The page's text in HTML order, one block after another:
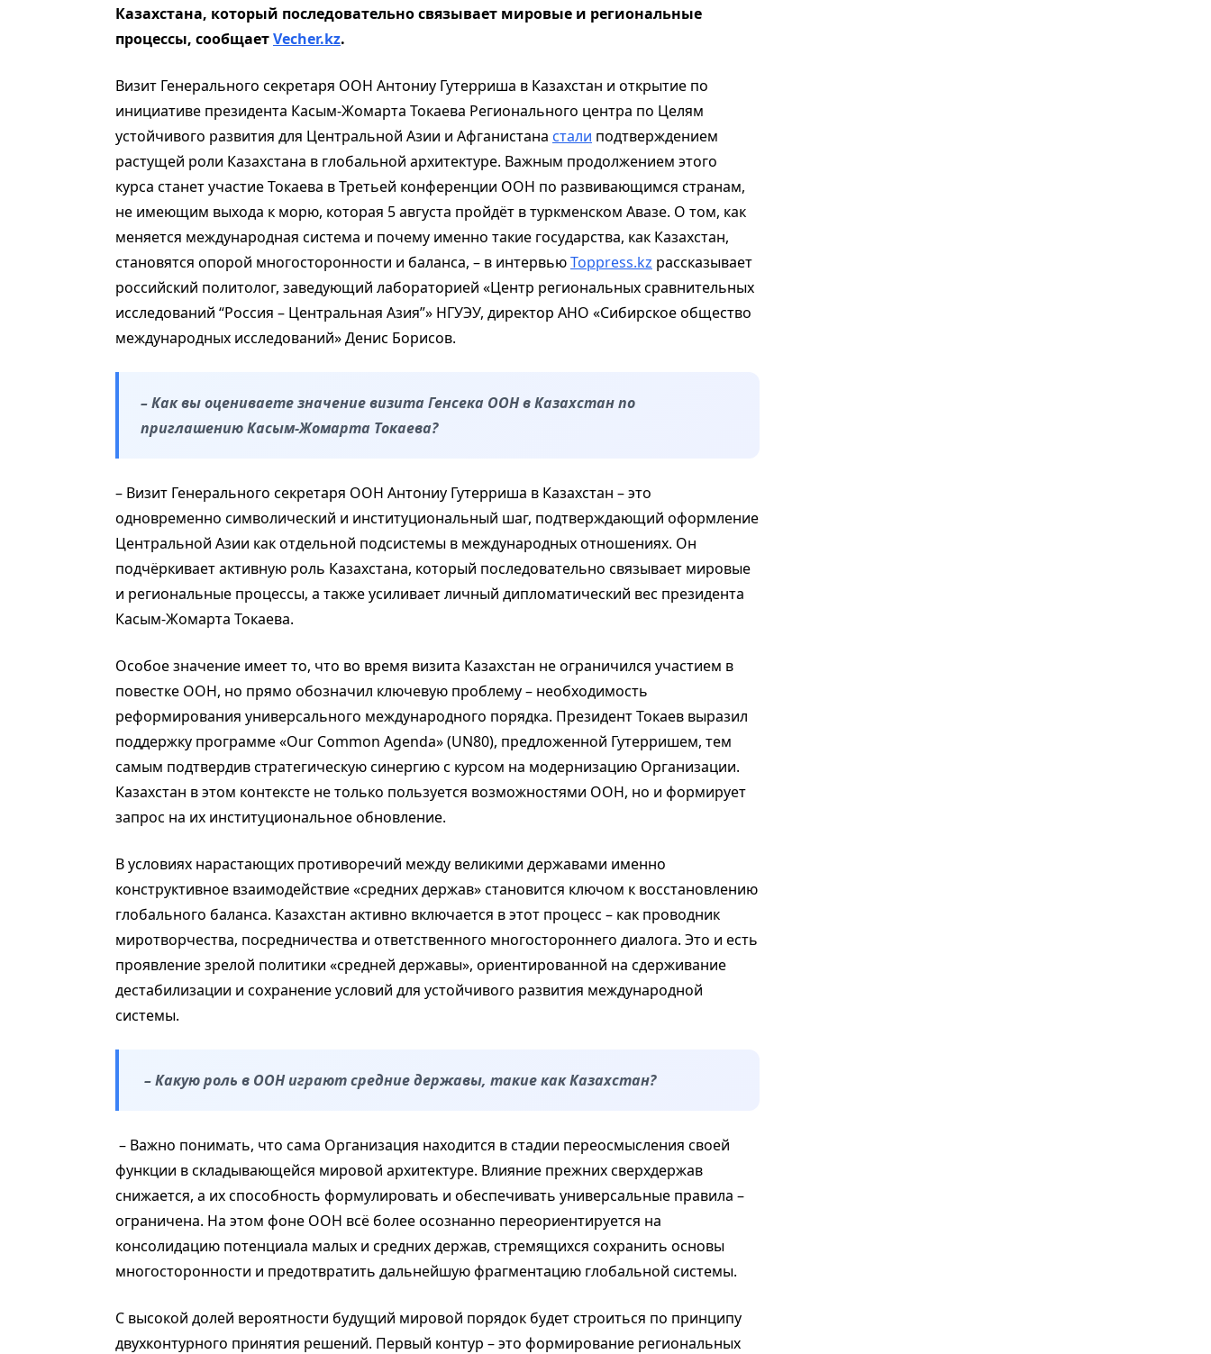
Казахстана, который последовательно связывает мировые и региональные
процессы, сообщаетVecher.kz.
Визит Генерального секретаря ООН Антониу Гутерриша в Казахстан и открытие по
инициативе президента Касым-Жомарта Токаева Регионального центра по Целям
устойчивого развития для Центральной Азии и Афганистана стали подтверждением
растущей роли Казахстана в глобальной архитектуре. Важным продолжением этого
курса станет участие Токаева в Третьей конференции ООН по развивающимся странам,
не имеющим выхода к морю, которая 5 августа пройдёт в туркменском Авазе. О том, как
меняется международная система и почему именно такие государства, как Казахстан,
становятся опорой многосторонности и баланса, – в интервьюToppress.kz рассказывает
российский политолог, заведующий лабораторией «Центр региональных сравнительных
исследований “Россия – Центральная Азия”» НГУЭУ, директор АНО «Сибирское общество
международных исследований» Денис Борисов.
– Как вы оцениваете значение визита Генсека ООН в Казахстан по
приглашению Касым-Жомарта Токаева?
– Визит Генерального секретаря ООН Антониу Гутерриша в Казахстан – это
одновременно символический и институциональный шаг, подтверждающий оформление
Центральной Азии как отдельной подсистемы в международных отношениях. Он
подчёркивает активную роль Казахстана, который последовательно связывает мировые
и региональные процессы, а также усиливает личный дипломатический вес президента
Касым-Жомарта Токаева.
Особое значение имеет то, что во время визита Казахстан не ограничился участием в
повестке ООН, но прямо обозначил ключевую проблему – необходимость
реформирования универсального международного порядка. Президент Токаев выразил
поддержку программе «Our Common Agenda» (UN80), предложенной Гутерришем, тем
самым подтвердив стратегическую синергию с курсом на модернизацию Организации.
Казахстан в этом контексте не только пользуется возможностями ООН, но и формирует
запрос на их институциональное обновление.
В условиях нарастающих противоречий между великими державами именно
конструктивное взаимодействие «средних держав» становится ключом к восстановлению
глобального баланса. Казахстан активно включается в этот процесс – как проводник
миротворчества, посредничества и ответственного многостороннего диалога. Это и есть
проявление зрелой политики «средней державы», ориентированной на сдерживание
дестабилизации и сохранение условий для устойчивого развития международной
системы.
– Какую роль в ООН играют средние державы, такие как Казахстан?
– Важно понимать, что сама Организация находится в стадии переосмысления своей
функции в складывающейся мировой архитектуре. Влияние прежних сверхдержав
снижается, а их способность формулировать и обеспечивать универсальные правила –
ограничена. На этом фоне ООН всё более осознанно переориентируется на
консолидацию потенциала малых и средних держав, стремящихся сохранить основы
многосторонности и предотвратить дальнейшую фрагментацию глобальной системы.
С высокой долей вероятности будущий мировой порядок будет строиться по принципу
двухконтурного принятия решений. Первый контур – это формирование региональных